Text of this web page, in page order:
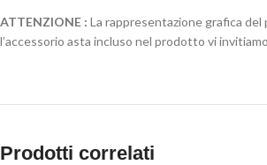
ATTENZIONE : La rappresentazione grafica
l’accessorio asta incluso nel prodotto vi
Prodotti correlati